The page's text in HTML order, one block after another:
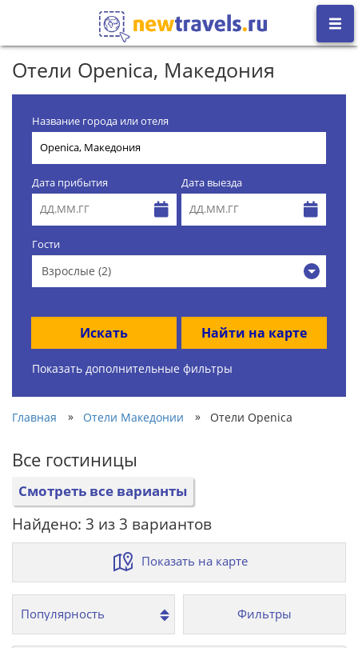
Отели Openica, Македония
Название города или отеля
Дата прибытия Дата выезда
Гости
Взрослые (2)
Искать Найти на карте
Показать дополнительные фильтры
Главная » Отели Македонии » Отели Openica
Все гостиницы
Смотреть все варианты
Найдено: 3 из 3 вариантов
Показать на карте
Фильтры